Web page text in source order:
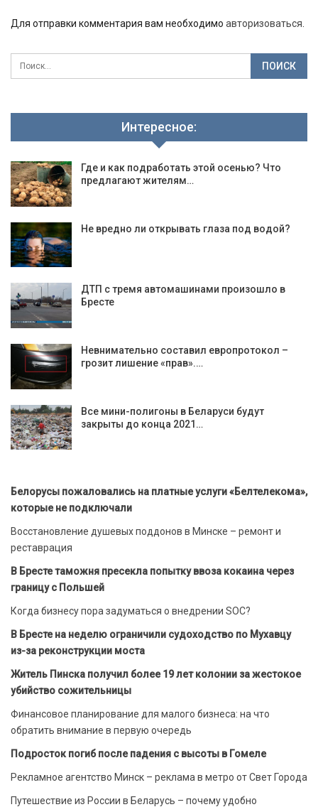
Для отправки комментария вам необходимо авторизоваться
Интересное:
Где и как подработать этой осенью? Что
предлагают жителям…
Не вредно ли открывать глаза под водой?
ДТП с тремя автомашинами произошло в
Бресте
Невнимательно составил европротокол –
грозит лишение «прав».…
Все мини-полигоны в Беларуси будут
закрыты до конца 2021…
Белорусы пожаловались на платные услуги «Белтелекома»,
которые не подключали
Восстановление душевых поддонов в Минске – ремонт и
реставрация
В Бресте таможня пресекла попытку ввоза кокаина через
границу с Польшей
Когда бизнесу пора задуматься о внедрении SOC?
В Бресте на неделю ограничили судоходство по Мухавцу
из-за реконструкции моста
Житель Пинска получил более 19 лет колонии за жестокое
убийство сожительницы
Финансовое планирование для малого бизнеса: на что
обратить внимание в первую очередь
Подросток погиб после падения с высоты в Гомеле
Рекламное агентство Минск – реклама в метро от Свет Города
Путешествие из России в Беларусь – почему удобно